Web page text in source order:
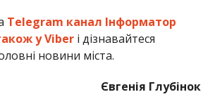
Telegram канал Інформатор
у Viberі дізнавайтеся
новини міста.
Євгенія Глубінок